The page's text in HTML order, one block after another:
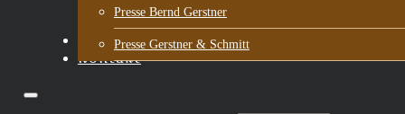
Presse Bernd Gerstner
Presse Gerstner & Schmitt
Aktuelles
Kontakt